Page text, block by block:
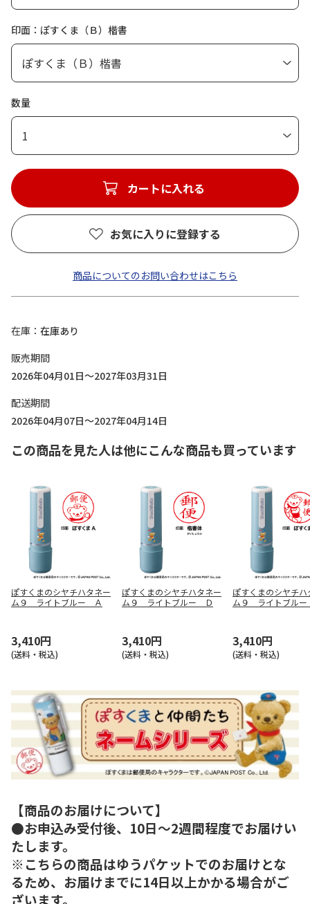
印面：ぽすくま（Ｂ）楷書
数量
1
カートに入れる
お気に入りに登録する
商品についてのお問い合わせはこちら
在庫
在庫あり
販売期間
2026年04月01日～2027年03月31日
配送期間
2026年04月07日～2027年04月14日
この商品を見た人は他にこんな商品も買っています
ぽすくまのシヤチハタネー
ム９ ライトブルー Ａ
3,410円
(送料・税込)
ぽすくまのシヤチハタネー
ム９ ライトブルー Ｄ
3,410円
(送料・税込)
ぽすくまのシヤチハ
ム９ ライトブル
3,410円
(送料・税込)
【商品のお届けについて】
●お申込み受付後、10日～2週間程度でお届けい
たします。
※こちらの商品はゆうパケットでのお届けとな
るため、お届けまでに14日以上かかる場合がご
ざいます。